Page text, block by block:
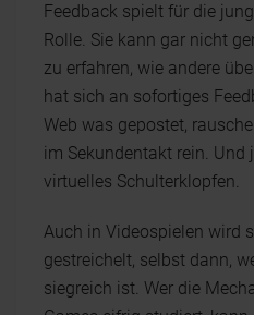
Feedback spielt für die
Rolle. Sie kann gar nicht
zu erfahren, wie andere
hat sich an sofortiges
Web was gepostet,
im Sekundentakt rein. Und
virtuelles Schulterklopfen.
Auch in Videospielen wird
gestreichelt, selbst dann,
siegreich ist. Wer die